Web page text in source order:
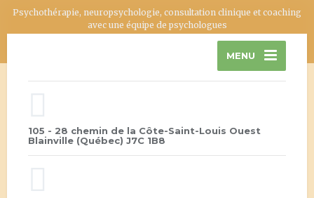
Psychothérapie, neuropsychologie, consultation clinique et coaching
avec une équipe de psychologues
MENU
105 - 28 chemin de la Côte-Saint-Louis Ouest
Blainville (Québec) J7C 1B8